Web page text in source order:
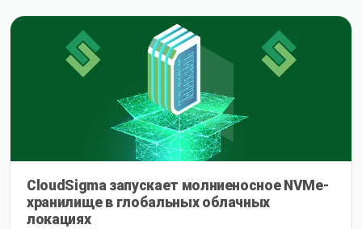
NVIDIA A100 Tensor Core GPU, оптимизированный для
HPC, AI и аналитики данных. A100 превосходит NVIDIA
TESLA V100 и обладает новыми функциями, которые
AI-приложения могут использовать в полной мере…
CloudSigma запускает молниеносное NVMe-
хранилище в глобальных облачных
локациях